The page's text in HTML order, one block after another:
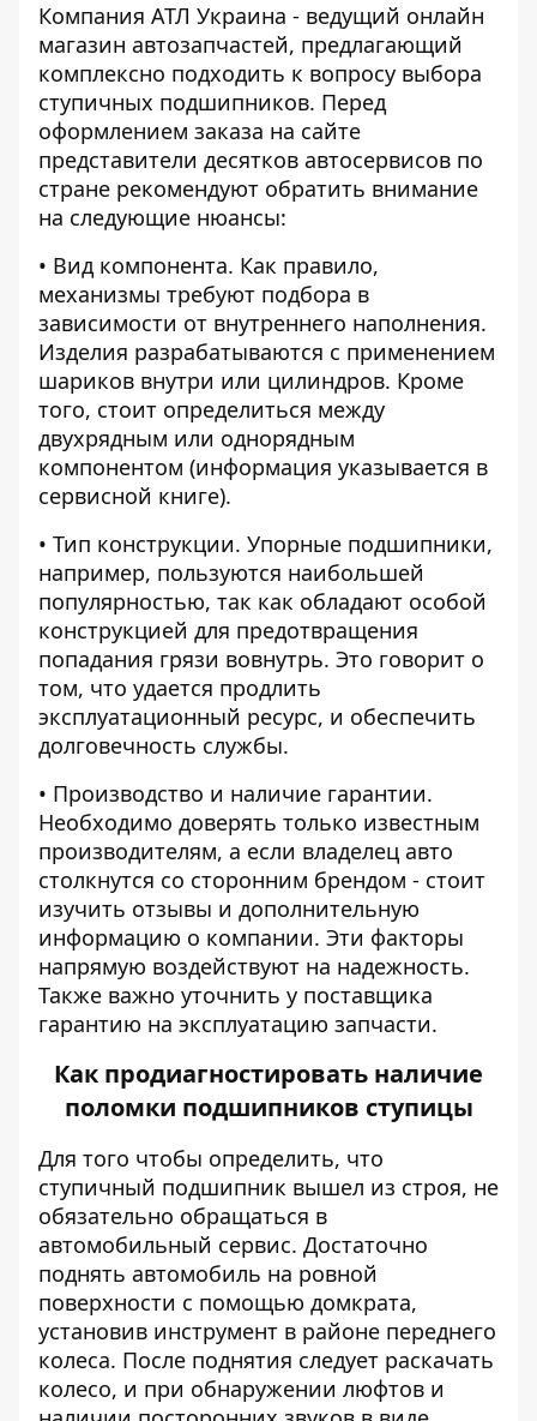
Компания АТЛ Украина - ведущий онлайн
магазин автозапчастей, предлагающий
комплексно подходить к вопросу выбора
ступичных подшипников. Перед
оформлением заказа на сайте
представители десятков автосервисов по
стране рекомендуют обратить внимание
на следующие нюансы:
• Вид компонента. Как правило,
механизмы требуют подбора в
зависимости от внутреннего наполнения.
Изделия разрабатываются с применением
шариков внутри или цилиндров. Кроме
того, стоит определиться между
двухрядным или однорядным
компонентом (информация указывается в
сервисной книге).
• Тип конструкции. Упорные подшипники,
например, пользуются наибольшей
популярностью, так как обладают особой
конструкцией для предотвращения
попадания грязи вовнутрь. Это говорит о
том, что удается продлить
эксплуатационный ресурс, и обеспечить
долговечность службы.
• Производство и наличие гарантии.
Необходимо доверять только известным
производителям, а если владелец авто
столкнутся со сторонним брендом - стоит
изучить отзывы и дополнительную
информацию о компании. Эти факторы
напрямую воздействуют на надежность.
Также важно уточнить у поставщика
гарантию на эксплуатацию запчасти.
Как продиагностировать наличие
поломки подшипников ступицы
Для того чтобы определить, что
ступичный подшипник вышел из строя, не
обязательно обращаться в
автомобильный сервис. Достаточно
поднять автомобиль на ровной
поверхности с помощью домкрата,
установив инструмент в районе переднего
колеса. После поднятия следует раскачать
колесо, и при обнаружении люфтов и